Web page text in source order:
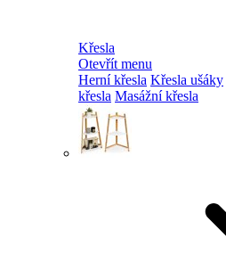
Křesla
Otevřít menu
Herní křesla Křesla ušáky
křesla Masážní křesla